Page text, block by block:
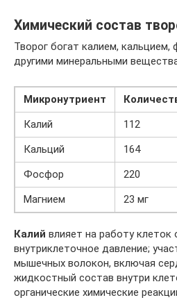
Химический состав
Творог богат калием,
другими минеральными
Микронутриент
Калий
112
Кальций
164
Фосфор
220
Магнием
23 мг
Калий влияет на работу клеток
внутриклеточное давление;
мышечных волокон, включая
жидкостный состав внутри
органические химические